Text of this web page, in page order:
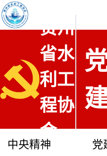
贵州
省水
利工
程协
会
中央精神 党